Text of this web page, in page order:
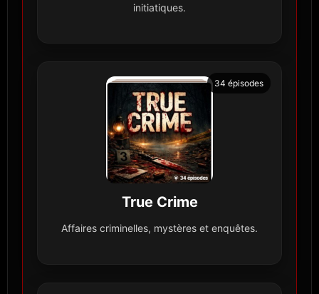
initiatiques.
34 épisodes
True Crime
Affaires criminelles, mystères et enquêtes.